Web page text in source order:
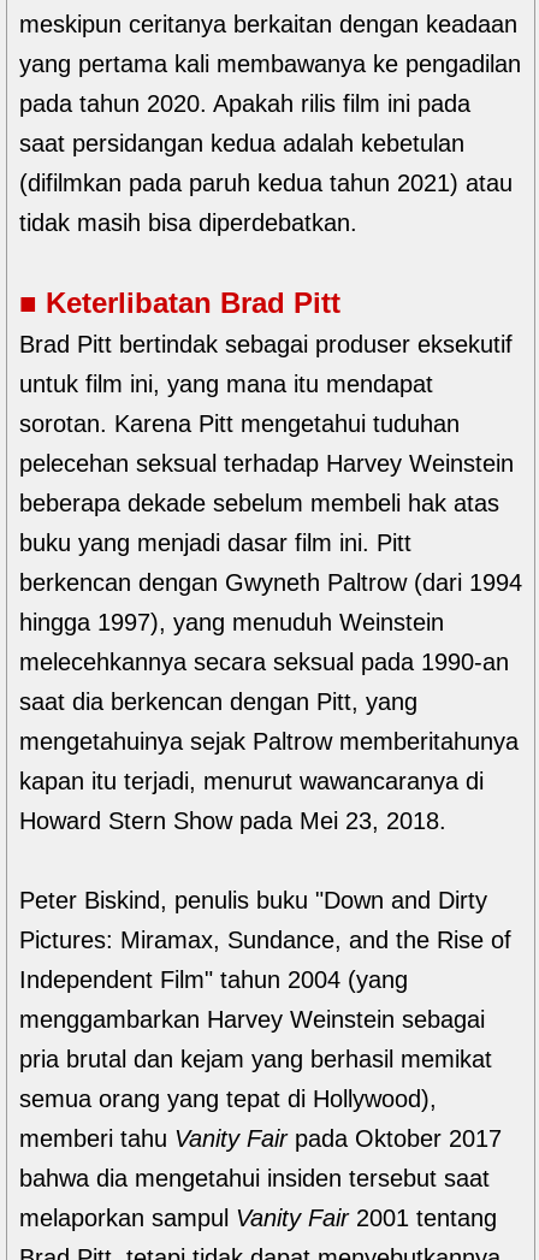
meskipun ceritanya berkaitan dengan keadaan
yang pertama kali membawanya ke pengadilan
pada tahun 2020. Apakah rilis film ini pada
saat persidangan kedua adalah kebetulan
(difilmkan pada paruh kedua tahun 2021) atau
tidak masih bisa diperdebatkan.
■ Keterlibatan Brad Pitt
Brad Pitt bertindak sebagai produser eksekutif
untuk film ini, yang mana itu mendapat
sorotan. Karena Pitt mengetahui tuduhan
pelecehan seksual terhadap Harvey Weinstein
beberapa dekade sebelum membeli hak atas
buku yang menjadi dasar film ini. Pitt
berkencan dengan Gwyneth Paltrow (dari 1994
hingga 1997), yang menuduh Weinstein
melecehkannya secara seksual pada 1990-an
saat dia berkencan dengan Pitt, yang
mengetahuinya sejak Paltrow memberitahunya
kapan itu terjadi, menurut wawancaranya di
Howard Stern Show pada Mei 23, 2018.
Peter Biskind, penulis buku "Down and Dirty
Pictures: Miramax, Sundance, and the Rise of
Independent Film" tahun 2004 (yang
menggambarkan Harvey Weinstein sebagai
pria brutal dan kejam yang berhasil memikat
semua orang yang tepat di Hollywood),
memberi tahu Vanity Fairpada Oktober 2017
bahwa dia mengetahui insiden tersebut saat
melaporkan sampul Vanity Fair2001 tentang